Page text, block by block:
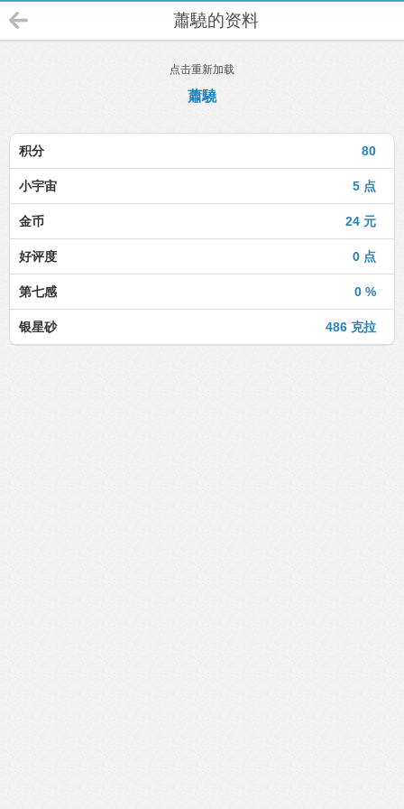
蕭驍的资料
点击重新加载
蕭驍
80
积分
5 点
小宇宙
24 元
金币
0 点
好评度
0 %
第七感
486 克拉
银星砂